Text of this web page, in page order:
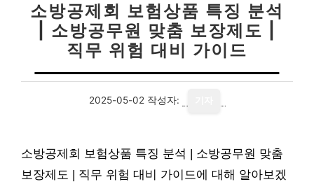
소방공제회 보험상품 특징 분석
| 소방공무원 맞춤 보장제도 |
직무 위험 대비 가이드
2025-05-02 작성자:
소방공제회 보험상품 특징 분석 | 소방공무원 맞춤
보장제도 | 직무 위험 대비 가이드에 대해 알아보겠